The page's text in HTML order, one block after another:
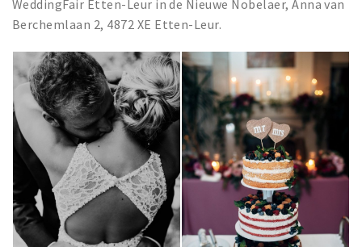
WeddingFair Etten-Leur in de Nieuwe Nobelaer, Anna van
Berchemlaan 2, 4872 XE Etten-Leur.